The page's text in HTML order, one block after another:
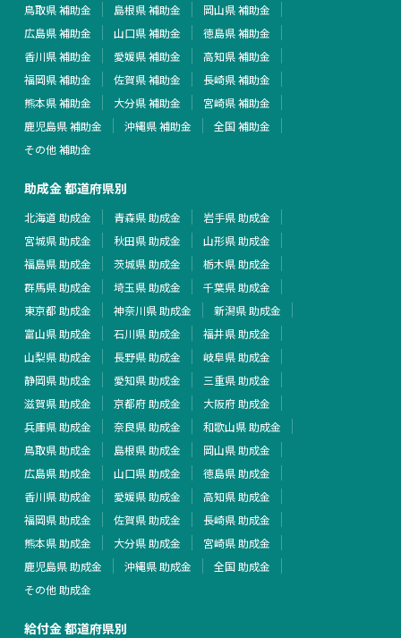
鳥取県 補助金
島根県 補助金
岡山県 補助金
広島県 補助金
山口県 補助金
徳島県 補助金
香川県 補助金
愛媛県 補助金
高知県 補助金
福岡県 補助金
佐賀県 補助金
長崎県 補助金
熊本県 補助金
大分県 補助金
宮崎県 補助金
鹿児島県 補助金
沖縄県 補助金
全国 補助金
その他 補助金
助成金 都道府県別
北海道 助成金 青森県 助成金
岩手県 助成金
宮城県 助成金
秋田県 助成金
山形県 助成金
福島県 助成金
茨城県 助成金
栃木県 助成金
群馬県 助成金
埼玉県 助成金
千葉県 助成金
東京都 助成金
神奈川県 助成金
新潟県 助成金
富山県 助成金
石川県 助成金
福井県 助成金
山梨県 助成金
長野県 助成金
岐阜県 助成金
静岡県 助成金
愛知県 助成金
三重県 助成金
滋賀県 助成金
京都府 助成金
大阪府 助成金
兵庫県 助成金
奈良県 助成金
和歌山県 助成金
鳥取県 助成金
島根県 助成金
岡山県 助成金
広島県 助成金
山口県 助成金
徳島県 助成金
香川県 助成金
愛媛県 助成金
高知県 助成金
福岡県 助成金
佐賀県 助成金
長崎県 助成金
熊本県 助成金
大分県 助成金
宮崎県 助成金
鹿児島県 助成金
沖縄県 助成金
全国 助成金
その他 助成金
給付金 都道府県別